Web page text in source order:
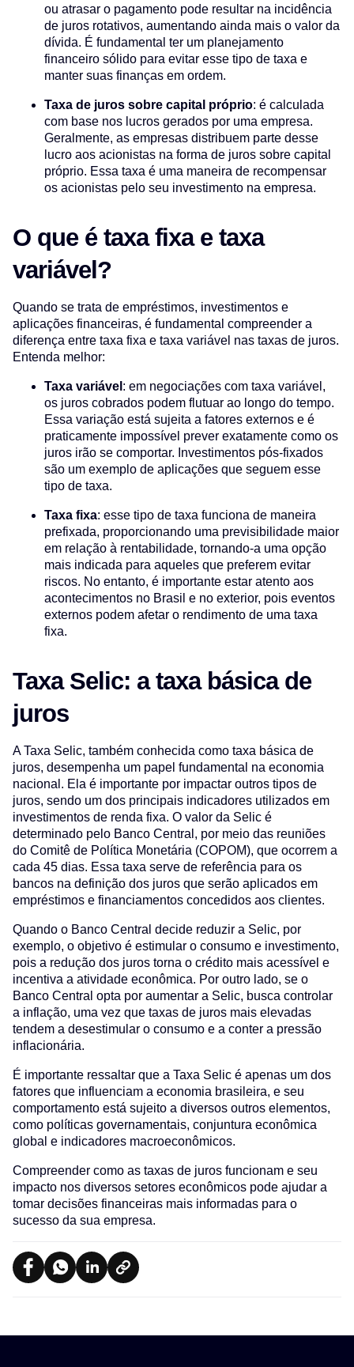
ou atrasar o pagamento pode resultar na incidência
de juros rotativos, aumentando ainda mais o valor da
dívida. É fundamental ter um planejamento
financeiro sólido para evitar esse tipo de taxa e
manter suas finanças em ordem.
Taxa de juros sobre capital próprio: é calculada
com base nos lucros gerados por uma empresa.
Geralmente, as empresas distribuem parte desse
lucro aos acionistas na forma de juros sobre capital
próprio. Essa taxa é uma maneira de recompensar
os acionistas pelo seu investimento na empresa.
O que é taxa fixa e taxa
variável?
Quando se trata de empréstimos, investimentos e
aplicações financeiras, é fundamental compreender a
diferença entre taxa fixa e taxa variável nas taxas de juros.
Entenda melhor:
Taxa variável : em negociações com taxa variável,
os juros cobrados podem flutuar ao longo do tempo.
Essa variação está sujeita a fatores externos e é
praticamente impossível prever exatamente como os
juros irão se comportar. Investimentos pós-fixados
são um exemplo de aplicações que seguem esse
tipo de taxa.
Taxa fixa: esse tipo de taxa funciona de maneira
prefixada, proporcionando uma previsibilidade maior
em relação à rentabilidade, tornando-a uma opção
mais indicada para aqueles que preferem evitar
riscos. No entanto, é importante estar atento aos
acontecimentos no Brasil e no exterior, pois eventos
externos podem afetar o rendimento de uma taxa
fixa.
Taxa Selic: a taxa básica de
juros
A Taxa Selic, também conhecida como taxa básica de
juros, desempenha um papel fundamental na economia
nacional. Ela é importante por impactar outros tipos de
juros, sendo um dos principais indicadores utilizados em
investimentos de renda fixa. O valor da Selic é
determinado pelo Banco Central, por meio das reuniões
do Comitê de Política Monetária (COPOM), que ocorrem a
cada 45 dias. Essa taxa serve de referência para os
bancos na definição dos juros que serão aplicados em
empréstimos e financiamentos concedidos aos clientes.
Quando o Banco Central decide reduzir a Selic, por
exemplo, o objetivo é estimular o consumo e investimento,
pois a redução dos juros torna o crédito mais acessível e
incentiva a atividade econômica. Por outro lado, se o
Banco Central opta por aumentar a Selic, busca controlar
a inflação, uma vez que taxas de juros mais elevadas
tendem a desestimular o consumo e a conter a pressão
inflacionária.
É importante ressaltar que a Taxa Selic é apenas um dos
fatores que influenciam a economia brasileira, e seu
comportamento está sujeito a diversos outros elementos,
como políticas governamentais, conjuntura econômica
global e indicadores macroeconômicos.
Compreender como as taxas de juros funcionam e seu
impacto nos diversos setores econômicos pode ajudar a
tomar decisões financeiras mais informadas para o
sucesso da sua empresa.